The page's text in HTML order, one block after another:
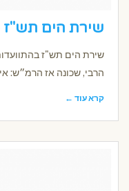
שירת הים
שירת הים תש"ז
הרבי, שכונה אז הרמ״ש:
קרא עוד ←